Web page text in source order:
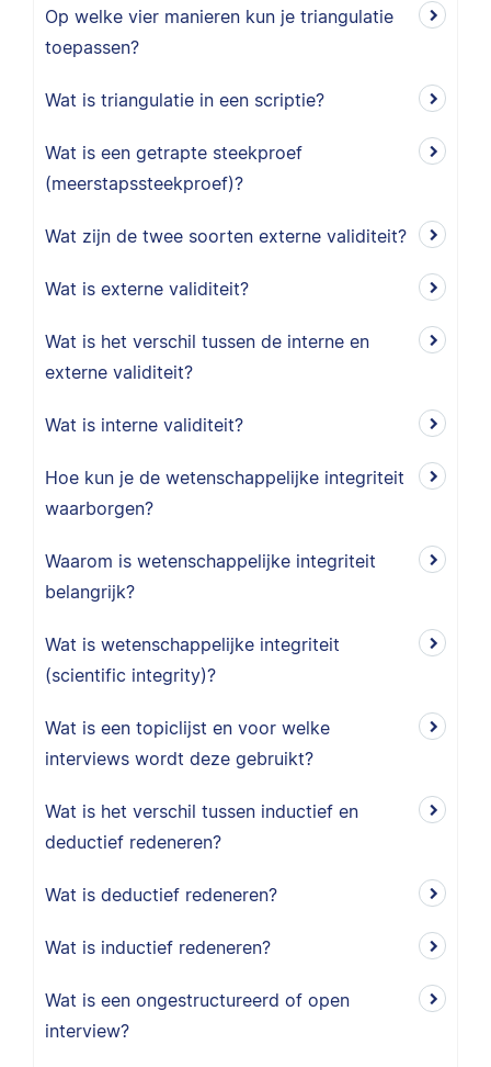
Op welke vier manieren kun je triangulatie
toepassen?
Wat is triangulatie in een scriptie?
Wat is een getrapte steekproef
(meerstapssteekproef)?
Wat zijn de twee soorten externe validiteit?
Wat is externe validiteit?
Wat is het verschil tussen de interne en
externe validiteit?
Wat is interne validiteit?
Hoe kun je de wetenschappelijke integriteit
waarborgen?
Waarom is wetenschappelijke integriteit
belangrijk?
Wat is wetenschappelijke integriteit
(scientific integrity)?
Wat is een topiclijst en voor welke
interviews wordt deze gebruikt?
Wat is het verschil tussen inductief en
deductief redeneren?
Wat is deductief redeneren?
Wat is inductief redeneren?
Wat is een ongestructureerd of open
interview?